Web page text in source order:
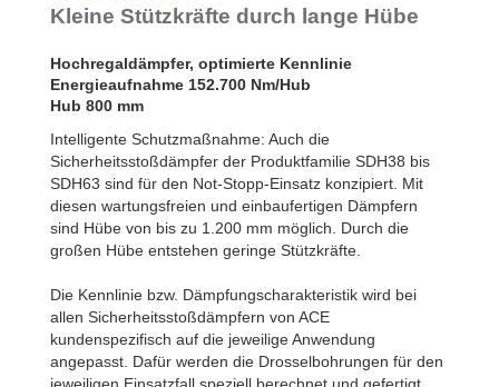
Flansch
SDH63EU-R
Flansch
Rückseite
Kleine Stützkräfte durch lange Hübe
Hochregaldämpfer, optimierte Kennlinie
Energieaufnahme 152.700 Nm/Hub
Hub 800 mm
Intelligente Schutzmaßnahme: Auch die
Sicherheitsstoßdämpfer der Produktfamilie SDH38 bis
SDH63 sind für den Not-Stopp-Einsatz konzipiert. Mit
diesen wartungsfreien und einbaufertigen Dämpfern
sind Hübe von bis zu 1.200 mm möglich. Durch die
großen Hübe entstehen geringe Stützkräfte.
Die Kennlinie bzw. Dämpfungscharakteristik wird bei
allen Sicherheitsstoßdämpfern von ACE
kundenspezifisch auf die jeweilige Anwendung
angepasst. Dafür werden die Drosselbohrungen für den